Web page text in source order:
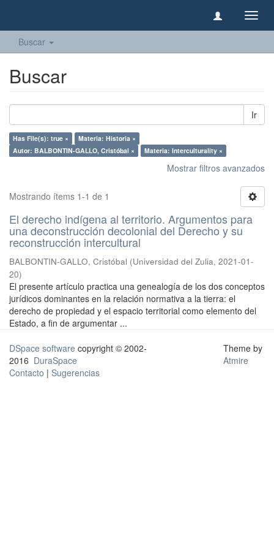
Buscar
Buscar
Ir
Has File(s): true ×
Materia: Historia ×
Autor: BALBONTIN-GALLO, Cristóbal ×
Materia: Interculturality ×
Mostrar filtros avanzados
Mostrando ítems 1-1 de 1
El derecho indígena al territorio. Argumentos para
una deconstrucción decolonial del Derecho y su
reconstrucción intercultural
BALBONTIN-GALLO, Cristóbal (Universidad del Zulia, 2021-01-
20)
El presente artículo practica una genealogía de los dos conceptos
jurídicos dominantes en la relación normativa a la tierra: el
derecho de propiedad y el espacio territorial como elemento del
Estado, a fin de argumentar ...
DSpace software copyright © 2002-
2016 DuraSpace
Contacto | Sugerencias
Theme by
Atmire